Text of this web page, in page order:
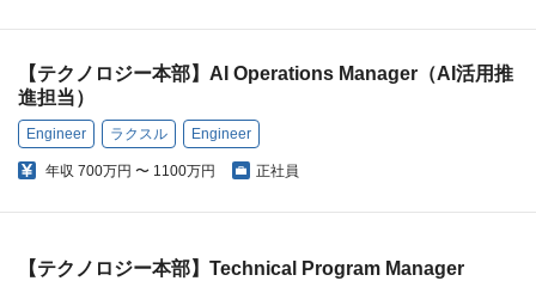
【テクノロジー本部】AI Operations Manager（AI活用推
進担当）
Engineer ラクスル Engineer
年収 700万円 〜 1100万円 正社員
【テクノロジー本部】Technical Program Manager